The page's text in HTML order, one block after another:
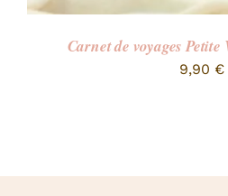
Carnet de voyages Petite
9,90 €